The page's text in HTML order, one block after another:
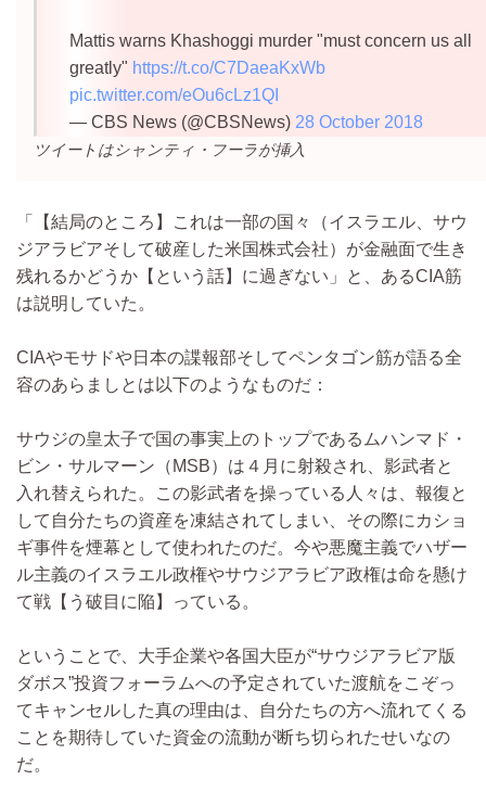
Mattis warns Khashoggi murder "must concern us all
greatly" https://t.co/C7DaeaKxWb
pic.twitter.com/eOu6cLz1QI
— CBS News (@CBSNews) 28 October 2018
ツイートはシャンティ・フーラが挿入
「【結局のところ】これは一部の国々（イスラエル、サウ
ジアラビアそして破産した米国株式会社）が金融面で生き
残れるかどうか【という話】に過ぎない」と、あるCIA筋
は説明していた。
CIAやモサドや日本の諜報部そしてペンタゴン筋が語る全
容のあらましとは以下のようなものだ：
サウジの皇太子で国の事実上のトップであるムハンマド・
ビン・サルマーン（MSB）は４月に射殺され、影武者と
入れ替えられた。この影武者を操っている人々は、報復と
して自分たちの資産を凍結されてしまい、その際にカショ
ギ事件を煙幕として使われたのだ。今や悪魔主義でハザー
ル主義のイスラエル政権やサウジアラビア政権は命を懸け
て戦【う破目に陥】っている。
ということで、大手企業や各国大臣が“サウジアラビア版
ダボス”投資フォーラムへの予定されていた渡航をこぞっ
てキャンセルした真の理由は、自分たちの方へ流れてくる
ことを期待していた資金の流動が断ち切られたせいなの
だ。